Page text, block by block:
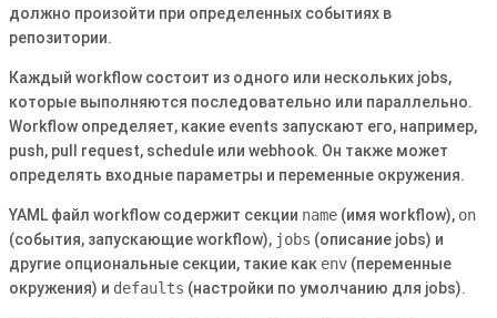
должно произойти при определенных событиях в
репозитории.
Каждый workflow состоит из одного или нескольких jobs,
которые выполняются последовательно или параллельно.
Workflow определяет, какие events запускают его, например,
push, pull request, schedule или webhook. Он также может
определять входные параметры и переменные окружения.
YAML файл workflow содержит секции name (имя workflow), on
(события, запускающие workflow), jobs (описание jobs) и
другие опциональные секции, такие как env (переменные
окружения) и defaults (настройки по умолчанию для jobs).